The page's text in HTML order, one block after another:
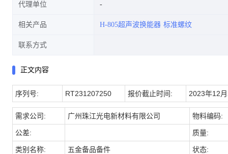
代理单位
相关产品 H-805超声波换能器 标准螺纹
联系方式
正文内容
序列号: RT231207250 报价截止时间: 2023年12
需求公司: 广州珠江光电新材料有限公司 物料编码:
公差: 质量:
类别名称: 五金备品备件 状态: